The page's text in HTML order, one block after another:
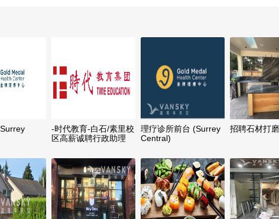
-时代教育-白石/素里校
区高薪诚聘行政助理
理疗诊所前台 (Surrey
Central)
招聘石材打